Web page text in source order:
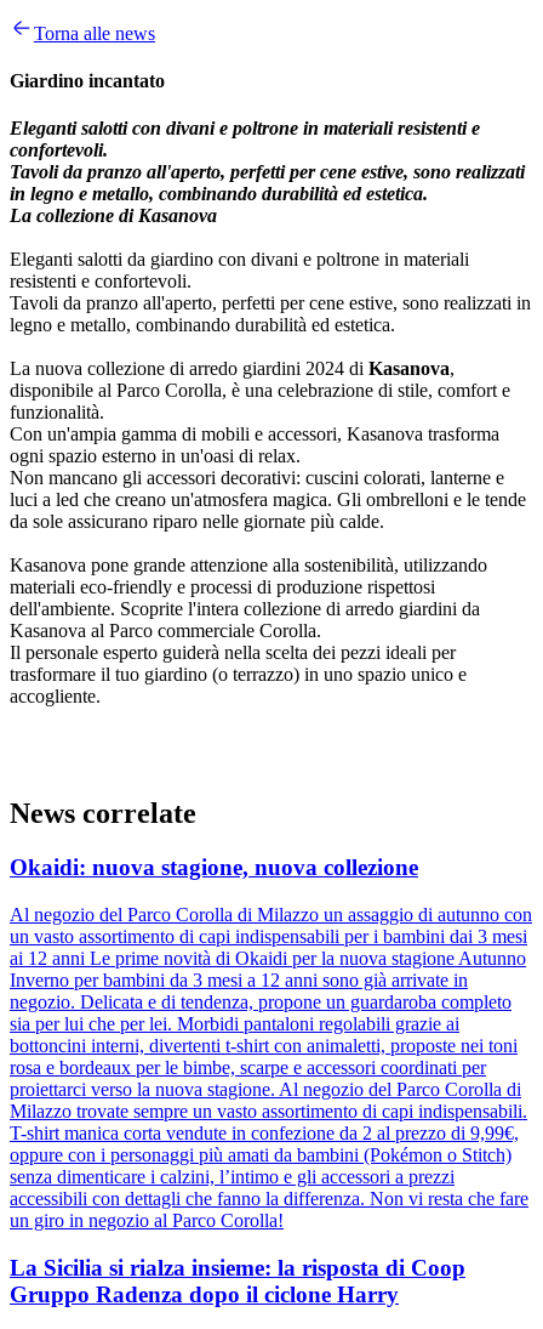
Torna alle news
Giardino incantato
Eleganti salotti con divani e poltrone in materiali resistenti e
confortevoli.
Tavoli da pranzo all'aperto, perfetti per cene estive, sono realizzati
in legno e metallo, combinando durabilità ed estetica.
La collezione di Kasanova
Eleganti salotti da giardino con divani e poltrone in materiali
resistenti e confortevoli.
Tavoli da pranzo all'aperto, perfetti per cene estive, sono realizzati in
legno e metallo, combinando durabilità ed estetica.
La nuova collezione di arredo giardini 2024 di Kasanova,
disponibile al Parco Corolla, è una celebrazione di stile, comfort e
funzionalità.
Con un'ampia gamma di mobili e accessori, Kasanova trasforma
ogni spazio esterno in un'oasi di relax.
Non mancano gli accessori decorativi: cuscini colorati, lanterne e
luci a led che creano un'atmosfera magica. Gli ombrelloni e le tende
da sole assicurano riparo nelle giornate più calde.
Kasanova pone grande attenzione alla sostenibilità, utilizzando
materiali eco-friendly e processi di produzione rispettosi
dell'ambiente. Scoprite l'intera collezione di arredo giardini da
Kasanova al Parco commerciale Corolla.
Il personale esperto guiderà nella scelta dei pezzi ideali per
trasformare il tuo giardino (o terrazzo) in uno spazio unico e
accogliente.
News correlate
Okaidi: nuova stagione, nuova collezione
Al negozio del Parco Corolla di Milazzo un assaggio di autunno con
un vasto assortimento di capi indispensabili per i bambini dai 3 mesi
ai 12 anni Le prime novità di Okaidi per la nuova stagione Autunno
Inverno per bambini da 3 mesi a 12 anni sono già arrivate in
negozio. Delicata e di tendenza, propone un guardaroba completo
sia per lui che per lei. Morbidi pantaloni regolabili grazie ai
bottoncini interni, divertenti t-shirt con animaletti, proposte nei toni
rosa e bordeaux per le bimbe, scarpe e accessori coordinati per
proiettarci verso la nuova stagione. Al negozio del Parco Corolla di
Milazzo trovate sempre un vasto assortimento di capi indispensabili.
T-shirt manica corta vendute in confezione da 2 al prezzo di 9,99€,
oppure con i personaggi più amati da bambini (Pokémon o Stitch)
senza dimenticare i calzini, l’intimo e gli accessori a prezzi
accessibili con dettagli che fanno la differenza. Non vi resta che fare
un giro in negozio al Parco Corolla!
La Sicilia si rialza insieme: la risposta di Coop
Gruppo Radenza dopo il ciclone Harry